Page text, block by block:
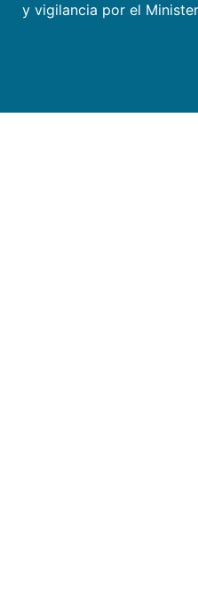
y vigilancia por el